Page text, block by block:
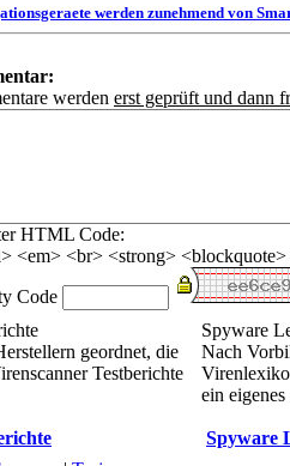
werden zunehmend von
werden erst geprüft und dann
HTML Code:
<em> <br> <strong>
Code
geordnet, die
Testberichte
Spyware
Nach
ein eigenes
Spyware